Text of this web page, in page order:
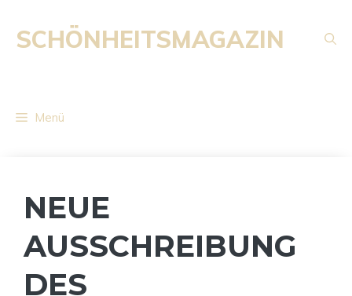
Inhalt
springen
SCHÖNHEITSMAGAZIN
Menü
NEUE
AUSSCHREIBUNG
DES